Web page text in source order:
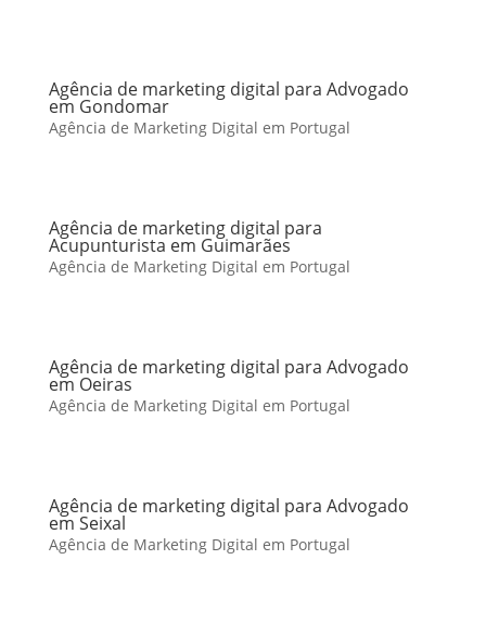
Agência de marketing digital para Advogado
em Gondomar
Agência de Marketing Digital em Portugal
Agência de marketing digital para
Acupunturista em Guimarães
Agência de Marketing Digital em Portugal
Agência de marketing digital para Advogado
em Oeiras
Agência de Marketing Digital em Portugal
Agência de marketing digital para Advogado
em Seixal
Agência de Marketing Digital em Portugal